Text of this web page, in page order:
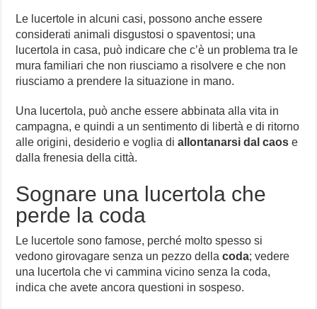
Le lucertole in alcuni casi, possono anche essere
considerati animali disgustosi o spaventosi; una
lucertola in casa, può indicare che c’è un problema tra le
mura familiari che non riusciamo a risolvere e che non
riusciamo a prendere la situazione in mano.
Una lucertola, può anche essere abbinata alla vita in
campagna, e quindi a un sentimento di libertà e di ritorno
alle origini, desiderio e voglia diallontanarsi dal caos e
dalla frenesia della città.
Sognare una lucertola che
perde la coda
Le lucertole sono famose, perché molto spesso si
vedono girovagare senza un pezzo dellacoda; vedere
una lucertola che vi cammina vicino senza la coda,
indica che avete ancora questioni in sospeso.